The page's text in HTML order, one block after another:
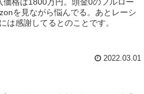
を見ながら悩んでる。あとレーシ
は感謝してるとのことです。
2022.03.01